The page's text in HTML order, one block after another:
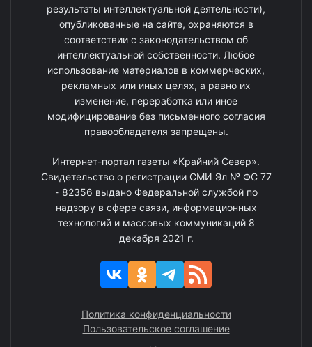
результаты интеллектуальной деятельности),
опубликованные на сайте, охраняются в
соответствии с законодательством об
интеллектуальной собственности. Любое
использование материалов в коммерческих,
рекламных или иных целях, а равно их
изменение, переработка или иное
модифицирование без письменного согласия
правообладателя запрещены.
Интернет-портал газеты «Крайний Север».
Свидетельство о регистрации СМИ Эл № ФС 77
- 82356 выдано Федеральной службой по
надзору в сфере связи, информационных
технологий и массовых коммуникаций 8
декабря 2021 г.
Политика конфиденциальности
Пользовательское соглашение